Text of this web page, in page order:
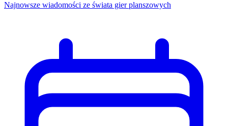
Najnowsze wiadomości ze świata gier planszowych